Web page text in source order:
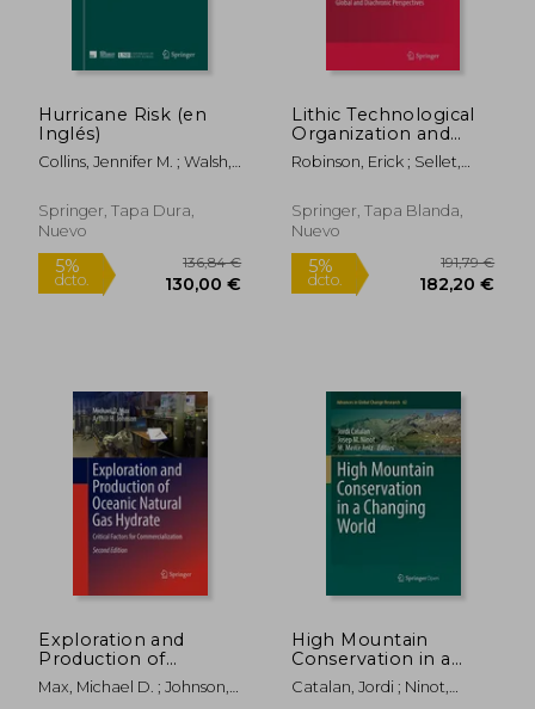
5%
115,56 €
5%
Hurricane Risk (en
Inglés)
Collins, Jennifer M. ; Walsh,
Springer, Tapa Dura,
Nuevo
Lithic Technological
Organization and
Paleoenvironmental
Change: Global and
Perspectives (en
Inglés)
Robinson, Erick ; Sellet,
Springer, Tapa Blanda,
Nuevo
Exploration and
Production of
Oceanic Natural Gas
Hydrate: Critical
Max, Michael D. ; Johnson,
High Mountain
Conservation in a
Changing World (en
Inglés)
Catalan, Jordi ; Ninot,